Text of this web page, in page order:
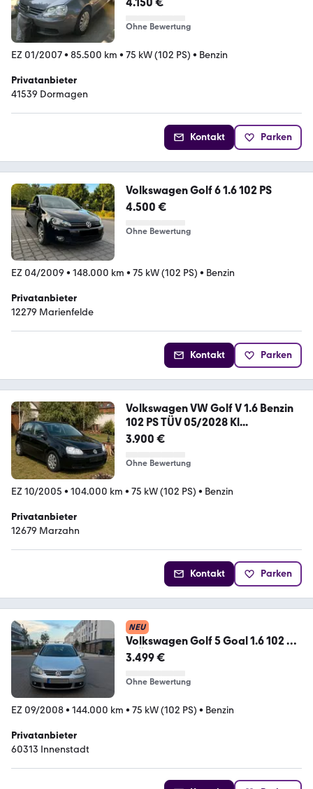
Ohne Bewertung
EZ 01/2007• 85.500 km • 75 kW (102 PS) • Benzin
Privatanbieter
41539 Dormagen
Kontakt Parken
Volkswagen Golf 6 1.6 102 PS
4.500 €
Ohne Bewertung
EZ 04/2009 • 148.000 km • 75 kW (102 PS) • Benzin
Privatanbieter
12279 Marienfelde
Kontakt Parken
Volkswagen VW Golf V 1.6 Benzin
102 PS TÜV 05/2028 Kl...
3.900 €
Ohne Bewertung
EZ 10/2005 • 104.000 km • 75 kW (102 PS) • Benzin
Privatanbieter
12679 Marzahn
Kontakt Parken
NEU
Volkswagen Golf 5 Goal 1.6 102 PS
| TÜV ...
3.499 €
Ohne Bewertung
EZ 09/2008• 144.000 km • 75 kW (102 PS) • Benzin
Privatanbieter
60313 Innenstadt